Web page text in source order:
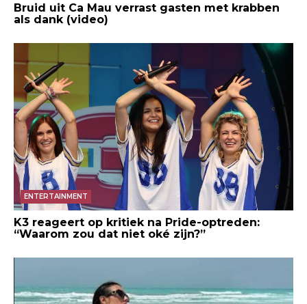
Bruid uit Ca Mau verrast gasten met krabben
als dank (video)
ENTERTAINMENT
K3 reageert op kritiek na Pride-optreden:
“Waarom zou dat niet oké zijn?”